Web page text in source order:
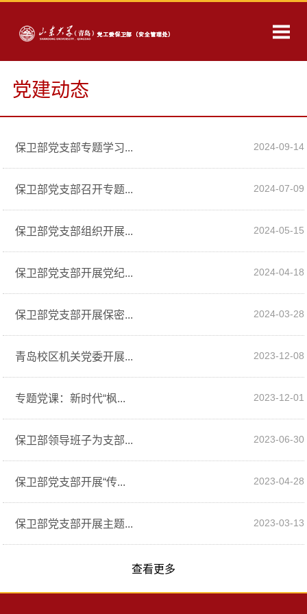
党建动态
保卫部党支部专题学习... 2024-09-14
保卫部党支部召开专题... 2024-07-09
保卫部党支部组织开展... 2024-05-15
保卫部党支部开展党纪... 2024-04-18
保卫部党支部开展保密... 2024-03-28
青岛校区机关党委开展... 2023-12-08
专题党课：新时代“枫... 2023-12-01
保卫部领导班子为支部... 2023-06-30
保卫部党支部开展“传... 2023-04-28
保卫部党支部开展主题... 2023-03-13
查看更多